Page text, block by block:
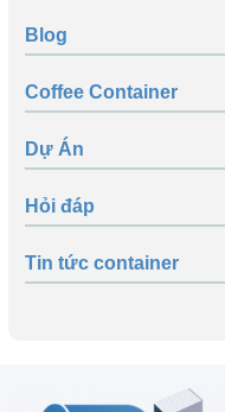
Blog
Coffee Container
Dự Án
Hỏi đáp
Tin tức container